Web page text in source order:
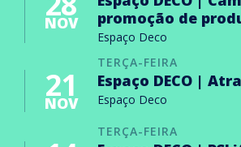
NOV
promoção de
Espaço Deco
TERÇA-FEIRA
21
NOV
Espaço DECO |
Espaço Deco
TERÇA-FEIRA